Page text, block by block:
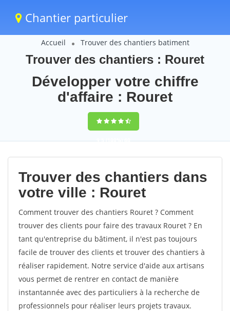
Chantier particulier
Accueil Trouver des chantiers batiment
Trouver des chantiers : Rouret
Développer votre chiffre
d'affaire : Rouret
9,5(100%)60
votes
Trouver des chantiers dans
votre ville : Rouret
Comment trouver des chantiers Rouret ? Comment
trouver des clients pour faire des travaux Rouret ? En
tant qu'entreprise du bâtiment, il n'est pas toujours
facile de trouver des clients et trouver des chantiers à
réaliser rapidement. Notre service d'aide aux artisans
vous permet de rentrer en contact de manière
instantannée avec des particuliers à la recherche de
professionnels pour réaliser leurs projets travaux.